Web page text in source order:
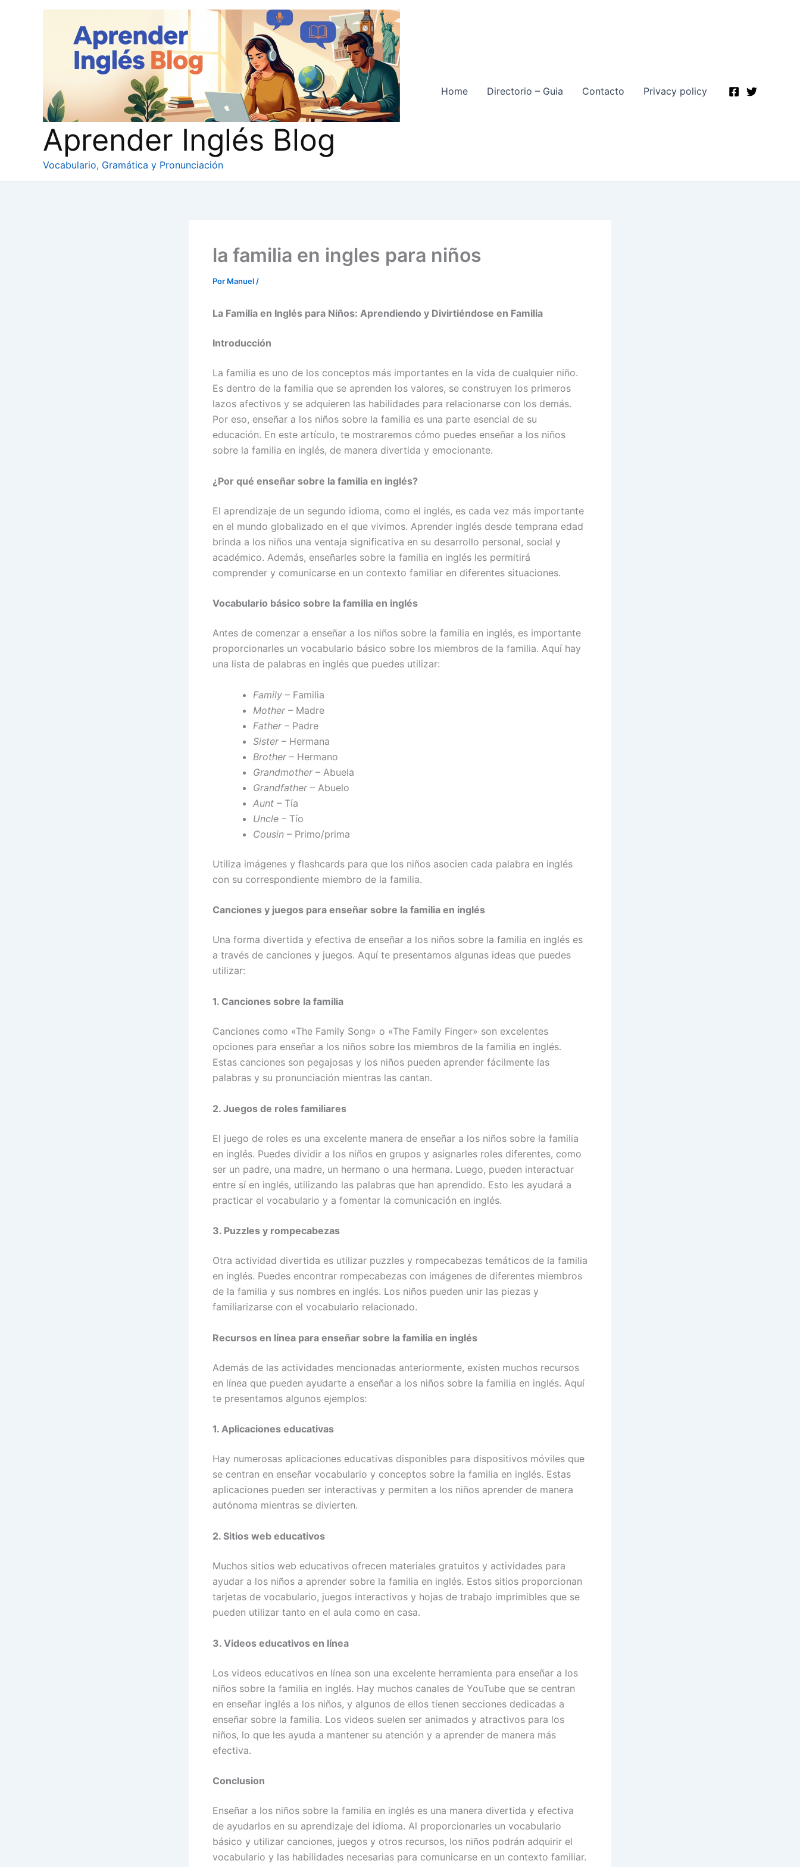
Aprender Inglés Blog
Vocabulario, Gramática y Pronunciación
Home Directorio – Guia Contacto Privacy policy
la familia en ingles para niños
Por Manuel /
La Familia en Inglés para Niños: Aprendiendo y Divirtiéndose en Familia
Introducción
La familia es uno de los conceptos más importantes en la vida de cualquier niño.
Es dentro de la familia que se aprenden los valores, se construyen los primeros
lazos afectivos y se adquieren las habilidades para relacionarse con los demás.
Por eso, enseñar a los niños sobre la familia es una parte esencial de su
educación. En este artículo, te mostraremos cómo puedes enseñar a los niños
sobre la familia en inglés, de manera divertida y emocionante.
¿Por qué enseñar sobre la familia en inglés?
El aprendizaje de un segundo idioma, como el inglés, es cada vez más importante
en el mundo globalizado en el que vivimos. Aprender inglés desde temprana edad
brinda a los niños una ventaja significativa en su desarrollo personal, social y
académico. Además, enseñarles sobre la familia en inglés les permitirá
comprender y comunicarse en un contexto familiar en diferentes situaciones.
Vocabulario básico sobre la familia en inglés
Antes de comenzar a enseñar a los niños sobre la familia en inglés, es importante
proporcionarles un vocabulario básico sobre los miembros de la familia. Aquí hay
una lista de palabras en inglés que puedes utilizar:
Family – Familia
Mother– Madre
Father– Padre
Sister– Hermana
Brother– Hermano
Grandmother– Abuela
Grandfather– Abuelo
Aunt – Tía
Uncle – Tío
Cousin – Primo/prima
Utiliza imágenes y flashcards para que los niños asocien cada palabra en inglés
con su correspondiente miembro de la familia.
Canciones y juegos para enseñar sobre la familia en inglés
Una forma divertida y efectiva de enseñar a los niños sobre la familia en inglés es
a través de canciones y juegos. Aquí te presentamos algunas ideas que puedes
utilizar:
1. Canciones sobre la familia
Canciones como «The Family Song» o «The Family Finger» son excelentes
opciones para enseñar a los niños sobre los miembros de la familia en inglés.
Estas canciones son pegajosas y los niños pueden aprender fácilmente las
palabras y su pronunciación mientras las cantan.
2. Juegos de roles familiares
El juego de roles es una excelente manera de enseñar a los niños sobre la familia
en inglés. Puedes dividir a los niños en grupos y asignarles roles diferentes, como
ser un padre, una madre, un hermano o una hermana. Luego, pueden interactuar
entre sí en inglés, utilizando las palabras que han aprendido. Esto les ayudará a
practicar el vocabulario y a fomentar la comunicación en inglés.
3. Puzzles y rompecabezas
Otra actividad divertida es utilizar puzzles y rompecabezas temáticos de la familia
en inglés. Puedes encontrar rompecabezas con imágenes de diferentes miembros
de la familia y sus nombres en inglés. Los niños pueden unir las piezas y
familiarizarse con el vocabulario relacionado.
Recursos en línea para enseñar sobre la familia en inglés
Además de las actividades mencionadas anteriormente, existen muchos recursos
en línea que pueden ayudarte a enseñar a los niños sobre la familia en inglés. Aquí
te presentamos algunos ejemplos:
1. Aplicaciones educativas
Hay numerosas aplicaciones educativas disponibles para dispositivos móviles que
se centran en enseñar vocabulario y conceptos sobre la familia en inglés. Estas
aplicaciones pueden ser interactivas y permiten a los niños aprender de manera
autónoma mientras se divierten.
2. Sitios web educativos
Muchos sitios web educativos ofrecen materiales gratuitos y actividades para
ayudar a los niños a aprender sobre la familia en inglés. Estos sitios proporcionan
tarjetas de vocabulario, juegos interactivos y hojas de trabajo imprimibles que se
pueden utilizar tanto en el aula como en casa.
3. Videos educativos en línea
Los videos educativos en línea son una excelente herramienta para enseñar a los
niños sobre la familia en inglés. Hay muchos canales de YouTube que se centran
en enseñar inglés a los niños, y algunos de ellos tienen secciones dedicadas a
enseñar sobre la familia. Los videos suelen ser animados y atractivos para los
niños, lo que les ayuda a mantener su atención y a aprender de manera más
efectiva.
Conclusion
Enseñar a los niños sobre la familia en inglés es una manera divertida y efectiva
de ayudarlos en su aprendizaje del idioma. Al proporcionarles un vocabulario
básico y utilizar canciones, juegos y otros recursos, los niños podrán adquirir el
vocabulario y las habilidades necesarias para comunicarse en un contexto familiar.